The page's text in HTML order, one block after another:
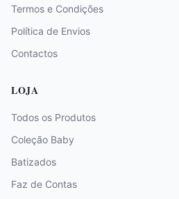
Termos e Condições
Política de Envios
Contactos
LOJA
Todos os Produtos
Coleção Baby
Batizados
Faz de Contas